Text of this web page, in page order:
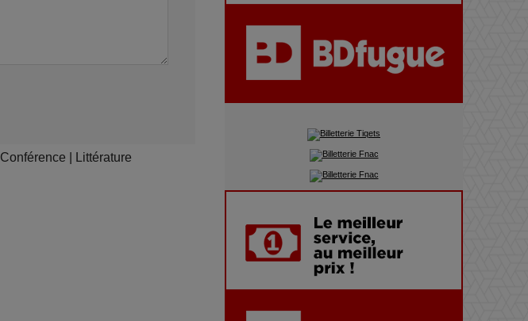
Conférence Littérature
Adieu Jean-Pat : rire au bord
du précipice
Pharaonic Festival 2025 : 10
ans d’électro sous les